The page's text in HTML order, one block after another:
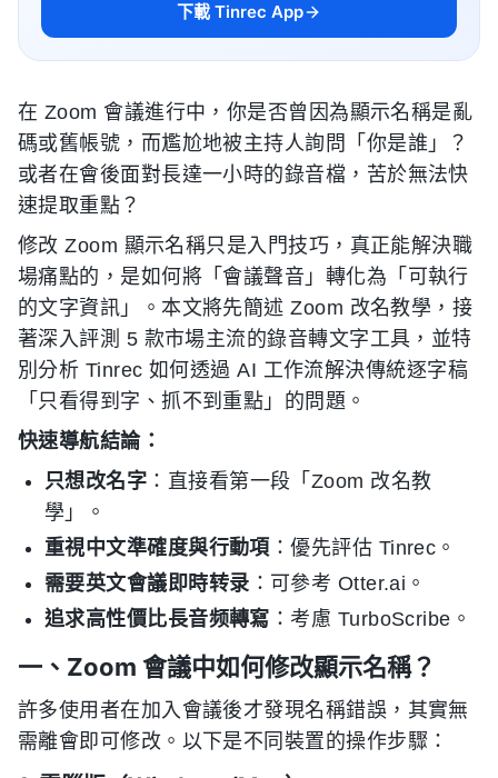
下載 Tinrec App
在 Zoom 會議進行中，你是否曾因為顯示名稱是亂
碼或舊帳號，而尷尬地被主持人詢問「你是誰」？
或者在會後面對長達一小時的錄音檔，苦於無法快
速提取重點？
修改 Zoom 顯示名稱只是入門技巧，真正能解決職
場痛點的，是如何將「會議聲音」轉化為「可執行
的文字資訊」。本文將先簡述 Zoom 改名教學，接
著深入評測 5 款市場主流的錄音轉文字工具，並特
別分析 Tinrec 如何透過 AI 工作流解決傳統逐字稿
「只看得到字、抓不到重點」的問題。
快速導航結論：
只想改名字 ：直接看第一段「Zoom 改名教
學」。
重視中文準確度與行動項 ：優先評估 Tinrec。
需要英文會議即時转录 ：可參考 Otter.ai。
追求高性價比長音频轉寫 ：考慮 TurboScribe。
一、Zoom 會議中如何修改顯示名稱？
許多使用者在加入會議後才發現名稱錯誤，其實無
需離會即可修改。以下是不同裝置的操作步驟：